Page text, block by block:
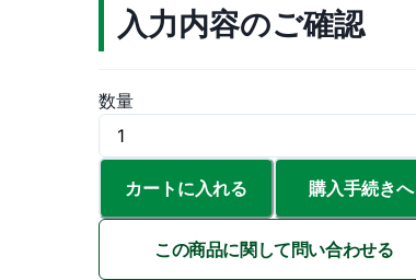
入力内容のご確認
数量
カートに入れる 購入手続きへ
この商品に関して問い合わせる